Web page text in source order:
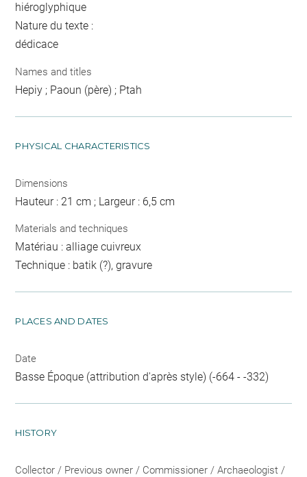
hiéroglyphique
Nature du texte :
dédicace
Names and titles
Hepiy ; Paoun (père) ; Ptah
PHYSICAL CHARACTERISTICS
Dimensions
Hauteur : 21 cm ; Largeur : 6,5 cm
Materials and techniques
Matériau : alliage cuivreux
Technique : batik (?), gravure
PLACES AND DATES
Date
Basse Époque (attribution d'après style) (-664 - -332)
HISTORY
Collector / Previous owner / Commissioner / Archaeologist /